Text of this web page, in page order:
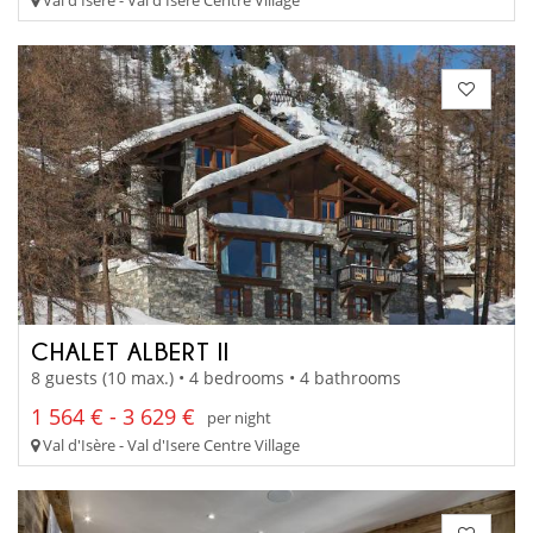
CHALET ALBERT II
8 guests (10 max.) • 4 bedrooms • 4 bathrooms
1 564 € - 3 629 €
per night
Val d'Isère - Val d'Isere Centre Village